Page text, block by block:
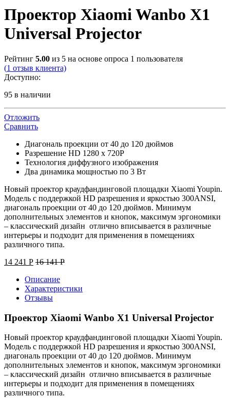
Проектор Xiaomi Wanbo X1
Universal Projector
Рейтинг 5.00 из 5 на основе опроса 1 пользователя
(1 отзыв клиента)
Доступно:
95 в наличии
Отложить
Сравнить
Диагональ проекции от 40 до 120 дюймов
Разрешение HD 1280 x 720P
Технология диффузного изображения
Два динамика мощностью по 3 Вт
Новый проектор краудфандинговой площадки Xiaomi Youpin.
Модель с поддержкой HD разрешения и яркостью 300ANSI,
диагональ проекции от 40 до 120 дюймов. Минимум
дополнительных элементов и кнопок, максимум эргономики
– классический дизайн отлично вписывается в различные
интерьеры и подходит для применения в помещениях
различного типа.
14 241 Р 16 141Р
Описание
Характеристики
Отзывы
Проектор Xiaomi Wanbo X1 Universal Projector
Новый проектор краудфандинговой площадки Xiaomi Youpin.
Модель с поддержкой HD разрешения и яркостью 300ANSI,
диагональ проекции от 40 до 120 дюймов. Минимум
дополнительных элементов и кнопок, максимум эргономики
– классический дизайн отлично вписывается в различные
интерьеры и подходит для применения в помещениях
различного типа.